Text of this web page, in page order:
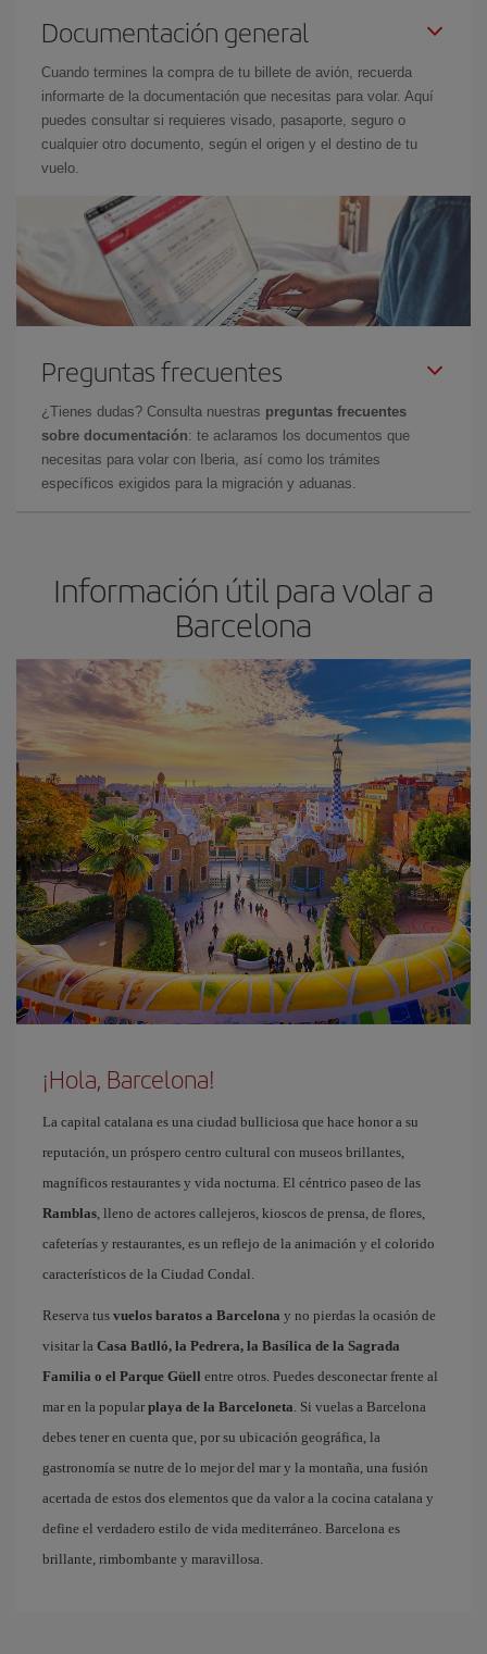
Documentación general
Cuando termines la compra de tu billete de avión, recuerda
informarte de la documentación que necesitas para volar. Aquí
puedes consultar si requieres visado, pasaporte, seguro o
cualquier otro documento, según el origen y el destino de tu
vuelo.
Preguntas frecuentes
¿Tienes dudas? Consulta nuestras preguntas frecuentes
sobre documentación: te aclaramos los documentos que
necesitas para volar con Iberia, así como los trámites
específicos exigidos para la migración y aduanas.
Información útil para volar a
Barcelona
¡Hola, Barcelona!
La capital catalana es una ciudad bulliciosa que hace honor a su
reputación, un próspero centro cultural con museos brillantes,
magníficos restaurantes y vida nocturna. El céntrico paseo de las
Ramblas, lleno de actores callejeros, kioscos de prensa, de flores,
cafeterías y restaurantes, es un reflejo de la animación y el colorido
característicos de la Ciudad Condal.
Reserva tus vuelos baratos a Barcelona y no pierdas la ocasión de
visitar la Casa Batlló, la Pedrera, la Basílica de la Sagrada
Familia o el Parque Güell entre otros. Puedes desconectar frente al
mar en la popular playa de la Barceloneta. Si vuelas a Barcelona
debes tener en cuenta que, por su ubicación geográfica, la
gastronomía se nutre de lo mejor del mar y la montaña, una fusión
acertada de estos dos elementos que da valor a la cocina catalana y
define el verdadero estilo de vida mediterráneo. Barcelona es
brillante, rimbombante y maravillosa.